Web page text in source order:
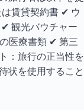
賃貸契約書 ✔ ウ
観光バウチャー
医療書類 ✔ 第三
：旅行の正当性を
状を使用すること